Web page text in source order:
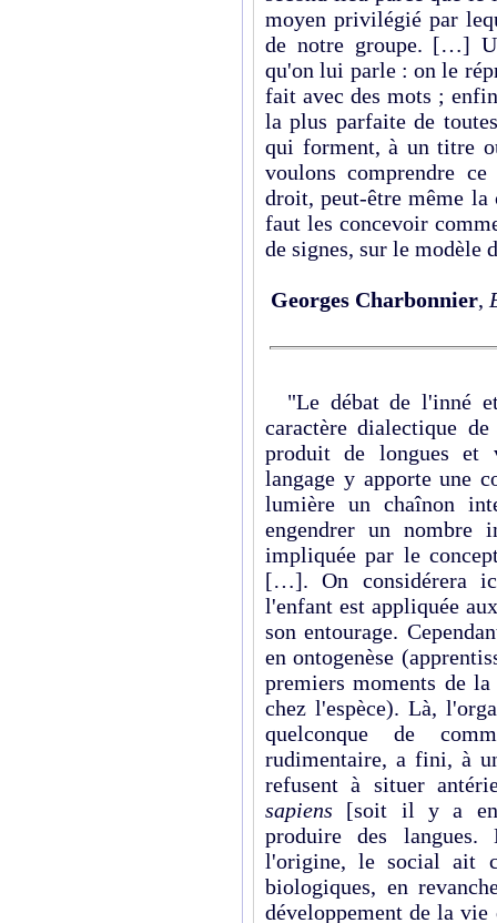
moyen privilégié par
de notre groupe. […]
qu'on lui parle : on le
fait avec des mots ;
la plus parfaite de
qui forment, à un titre
voulons comprendre
droit, peut-être même la
faut les concevoir
de signes, sur le
Georges Charbonnier,
"Le débat de l'inné
caractère dialectique
produit de longues et
langage y apporte une
lumière un chaînon
engendrer un nombre
impliquée par le
[…]. On considérera
l'enfant est appliquée
son entourage.
en ontogenèse
premiers moments de la
chez l'espèce). Là,
quelconque de
rudimentaire, a fini, à
refusent à situer
sapiens [soit il y a
produire des
l'origine, le social ait
biologiques, en
développement de la